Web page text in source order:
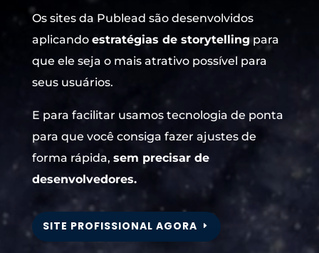
Os sites da Publead são desenvolvidos
aplicando estratégias de storytellingpara
que ele seja o mais atrativo possível para
seus usuários.
E para facilitar usamos tecnologia de ponta
para que você consiga fazer ajustes de
forma rápida, sem precisar de
desenvolvedores.
SITE PROFISSIONAL AGORA